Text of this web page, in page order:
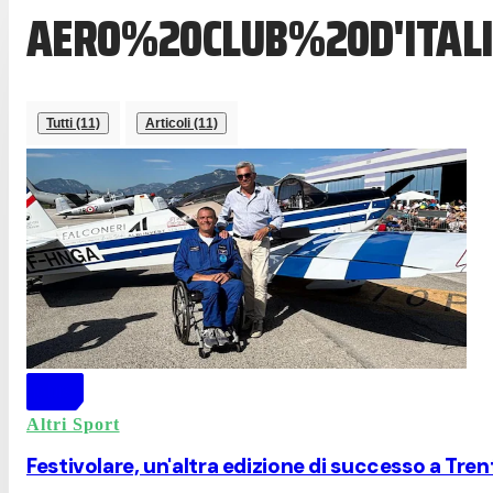
Tutti (11) Articoli (11)
Altri Sport
Festivolare, un'altra edizione di successo a